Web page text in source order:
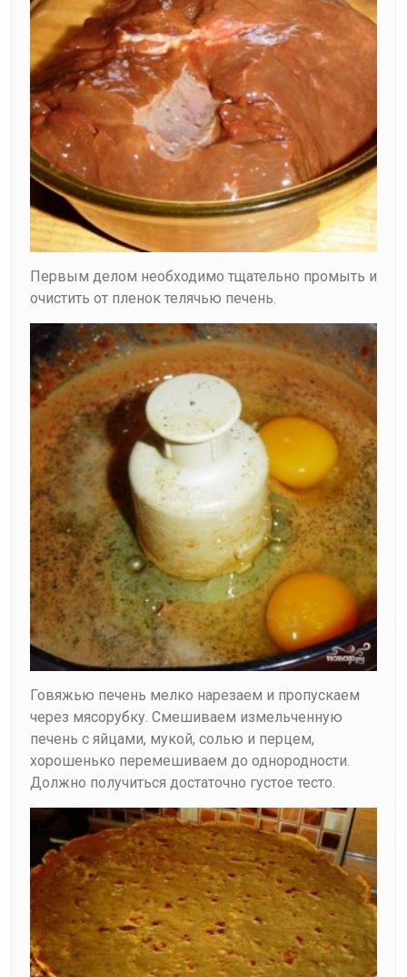
Первым делом необходимо тщательно промыть и
очистить от пленок телячью печень.
Говяжью печень мелко нарезаем и пропускаем
через мясорубку. Смешиваем измельченную
печень с яйцами, мукой, солью и перцем,
хорошенько перемешиваем до однородности.
Должно получиться достаточно густое тесто.